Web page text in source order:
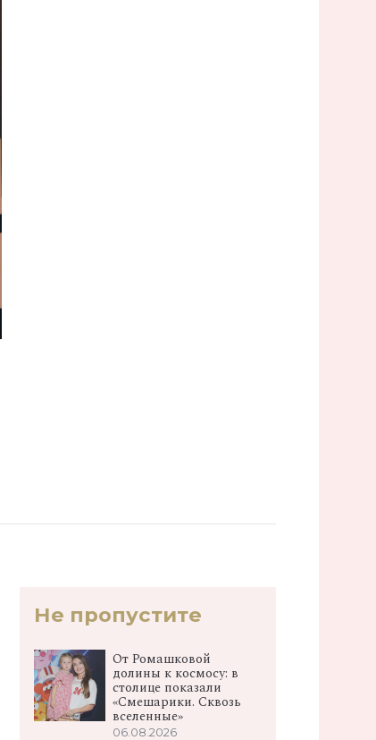
Не пропустите
От Ромашковой
долины к космосу: в
столице показали
«Смешарики. Сквозь
вселенные»
06.08.2026